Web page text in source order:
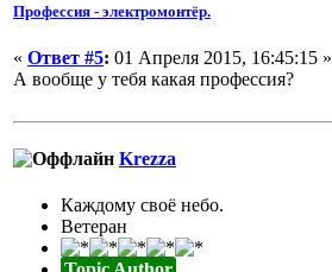
Профессия - электромонтёр.
« Ответ #5: 01 Апреля 2015, 16:45:15 »
А вообще у тебя какая профессия?
Krezza
Каждому своё небо.
Ветеран